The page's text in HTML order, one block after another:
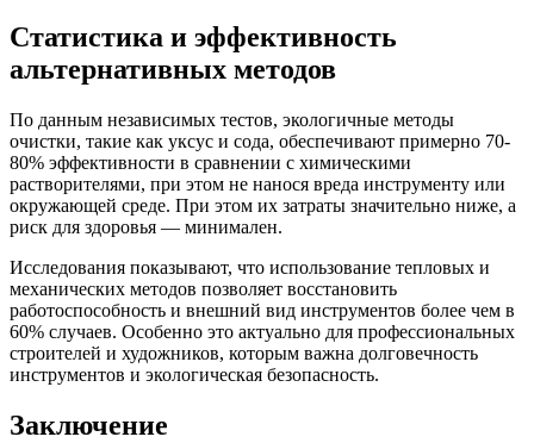
Статистика и эффективность
альтернативных методов
По данным независимых тестов, экологичные методы
очистки, такие как уксус и сода, обеспечивают примерно 70-
80% эффективности в сравнении с химическими
растворителями, при этом не нанося вреда инструменту или
окружающей среде. При этом их затраты значительно ниже, а
риск для здоровья — минимален.
Исследования показывают, что использование тепловых и
механических методов позволяет восстановить
работоспособность и внешний вид инструментов более чем в
60% случаев. Особенно это актуально для профессиональных
строителей и художников, которым важна долговечность
инструментов и экологическая безопасность.
Заключение